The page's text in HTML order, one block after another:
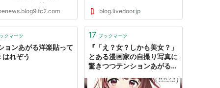
2011/05/28(土)
ID:5rCFK9nX0 パン
無しさん＠お腹いっぱ
05/28(土) 22:3...
blog.livedoor.jp
クマーク
ョンあがる洋楽貼って
はれぞう
17 ブックマーク
『「え？女？しかも美女？」
とある漫画家の自撮り写真に
驚きつつテンションあがる人
ートアニメーションも可愛